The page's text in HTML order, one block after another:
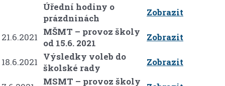
Úřední hodiny o
prázdninách
Zobrazit
21.6.2021 MŠMT – provoz školy
od 15.6. 2021
Zobrazit
18.6.2021 Výsledky voleb do
školské rady
Zobrazit
MSMT – provoz školy